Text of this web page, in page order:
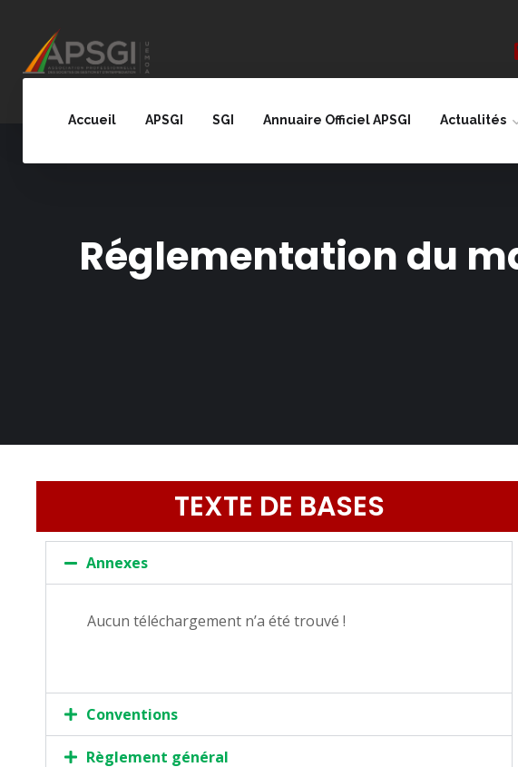
Accueil APSGI SGI Annuaire Officiel APSGI Actualités
Réglementation du
TEXTE DE BASES
Annexes
Aucun téléchargement n’a été trouvé !
Conventions
Règlement général